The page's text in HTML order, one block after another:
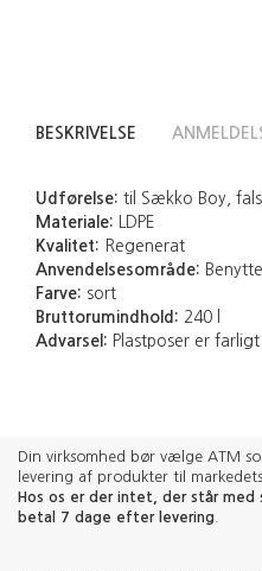
BESKRIVELSE
Udførelse: til Sækko Boy,
Materiale: LDPE
Kvalitet: Regenerat
Anvendelsesområde:
Farve: sort
Bruttorumindhold: 240 l
Advarsel: Plastposer er
Din virksomhed bør vælge ATM
levering af produkter til
Hos os er der intet, der står med
betal 7 dage efter levering